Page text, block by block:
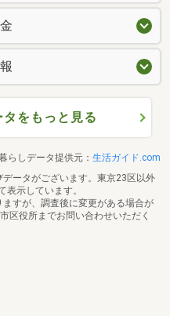
をもっと見る
らしデータ提供元： 生活ガイド.com
ータがございます。東京23区以外
示しています。
すが、調査後に変更がある場合が
区役所までお問い合わせいただく